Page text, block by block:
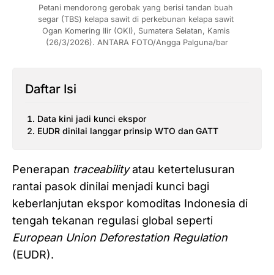
Petani mendorong gerobak yang berisi tandan buah
segar (TBS) kelapa sawit di perkebunan kelapa sawit
Ogan Komering Ilir (OKI), Sumatera Selatan, Kamis
(26/3/2026). ANTARA FOTO/Angga Palguna/bar
Daftar Isi
Data kini jadi kunci ekspor
EUDR dinilai langgar prinsip WTO dan GATT
Penerapan traceabilityatau ketertelusuran
rantai pasok dinilai menjadi kunci bagi
keberlanjutan ekspor komoditas Indonesia di
tengah tekanan regulasi global seperti
European Union Deforestation Regulation
(EUDR).